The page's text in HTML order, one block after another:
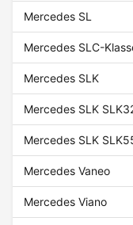
Mercedes SL
Mercedes SLC-
Mercedes SLK
Mercedes SLK
Mercedes SLK
Mercedes Vaneo
Mercedes Viano